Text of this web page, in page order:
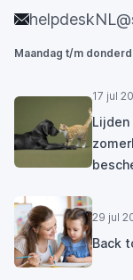
Maandag t/m
17 jul
Lijden
29 jul
Back